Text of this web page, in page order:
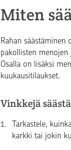
Miten
Rahan
pakollisten
Osalla on lisäksi
kuukausitilaukset.
Vinkkejä
Tarkastele,
karkki tai jokin